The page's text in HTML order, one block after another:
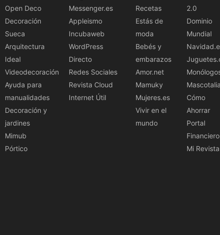
Open Deco
Decoración
Sueca
Arquitectura
Ideal
Videodecoración
Ayuda para
manualidades
Decoración y
jardines
Mimub
Pórtico
Messenger.es
Appleismo
Incubaweb
WordPress
Directo
Redes Sociales
Revista Cloud
Internet Útil
Recetas
Estás de
moda
Bebés y
embarazos
Amor.net
Mamuky
Mujeres.es
Vivir en el
mundo
2.0
Dominio
Mundial
Cómo
Ahorrar
Portal
Financiero
Mi Revista